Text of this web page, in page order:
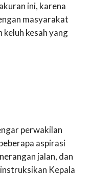
ini, karena
masyarakat
kesah yang
perwakilan
aspirasi
jalan, dan
Kepala